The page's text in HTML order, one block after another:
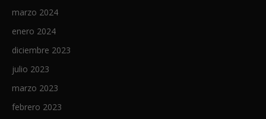
marzo 2024
enero 2024
diciembre 2023
julio 2023
marzo 2023
febrero 2023